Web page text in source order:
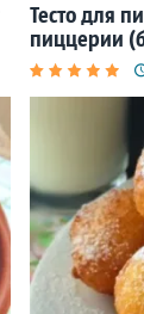
Тесто для
пиццерии